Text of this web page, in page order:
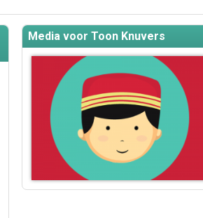
Media voor Toon Knuvers